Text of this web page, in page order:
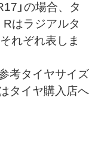
」の場合、タ
はラジアルタ
れぞれ表しま
考タイヤサイズ
タイヤ購入店へ